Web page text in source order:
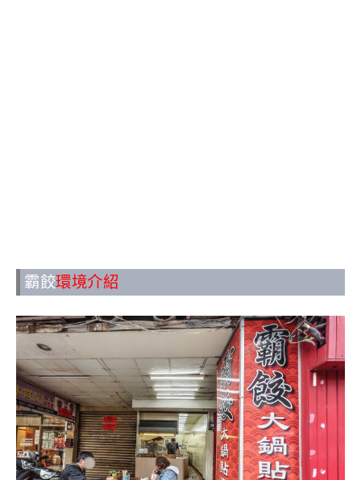
霸餃環境介紹